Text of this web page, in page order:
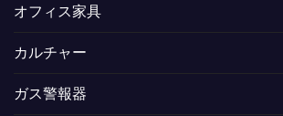
オフィス家具
カルチャー
ガス警報器